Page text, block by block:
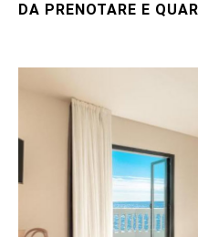
DA PRENOTARE E